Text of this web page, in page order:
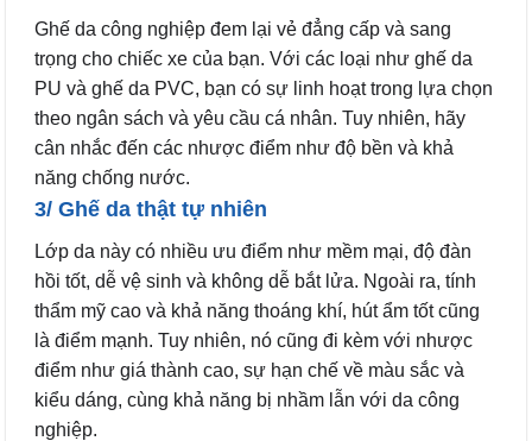
Ghế da công nghiệp đem lại vẻ đẳng cấp và sang
trọng cho chiếc xe của bạn. Với các loại như ghế da
PU và ghế da PVC, bạn có sự linh hoạt trong lựa chọn
theo ngân sách và yêu cầu cá nhân. Tuy nhiên, hãy
cân nhắc đến các nhược điểm như độ bền và khả
năng chống nước.
3/ Ghế da thật tự nhiên
Lớp da này có nhiều ưu điểm như mềm mại, độ đàn
hồi tốt, dễ vệ sinh và không dễ bắt lửa. Ngoài ra, tính
thẩm mỹ cao và khả năng thoáng khí, hút ẩm tốt cũng
là điểm mạnh. Tuy nhiên, nó cũng đi kèm với nhược
điểm như giá thành cao, sự hạn chế về màu sắc và
kiểu dáng, cùng khả năng bị nhầm lẫn với da công
nghiệp.